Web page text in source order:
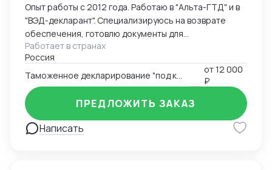
Опыт работы с 2012 года. Работаю в "Альта-ГТД" и в
"ВЭД-декларант". Специализируюсь на возврате
обеспечения, готовлю документы для
подтверждения таможенной стоимости с
вероятностью одобрения таможней 98%. Ищу
партнерство со специалистами по поиску товаров за
рубежом, перевозчиками - готов оформлять товары
вашим заказчикам на взаимовыгодных условиях.
Работает в странах
Россия
от12 000
₽
Написать
ПРЕДЛОЖИТЬ ЗАКАЗ